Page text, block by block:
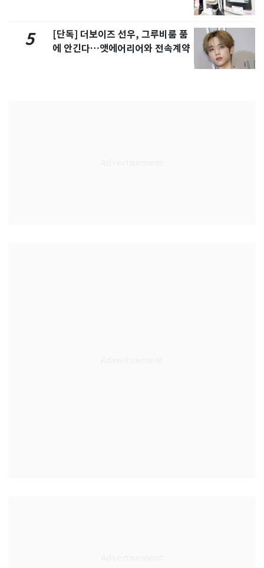
5
[단독] 더보이즈 선우, 그루비룸 품
에 안긴다…앳에어리어와 전속계약